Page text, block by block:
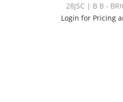
28JSC | B B -
Login for Pricing